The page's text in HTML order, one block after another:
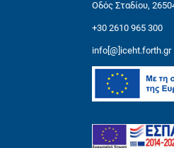
Οδός Σταδίου,
+30 2610 965 300
info[@]iceht.forth.gr